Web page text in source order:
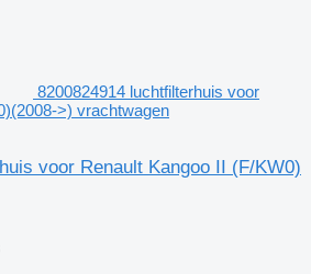
8200824914 luchtfilterhuis voor
>) vrachtwagen
voor Renault Kangoo II (F/KW0)